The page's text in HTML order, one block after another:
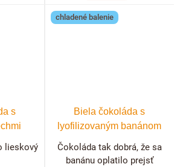
s
lieskový
chladené balenie
Biela čokoláda s
lyofilizovaným banánom
Čokoláda tak dobrá, že sa
banánu oplatilo prejsť